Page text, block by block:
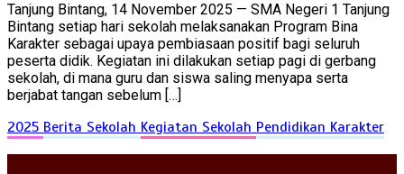
Tanjung Bintang, 14 November 2025 — SMA Negeri 1 Tanjung
Bintang setiap hari sekolah melaksanakan Program Bina
Karakter sebagai upaya pembiasaan positif bagi seluruh
peserta didik. Kegiatan ini dilakukan setiap pagi di gerbang
sekolah, di mana guru dan siswa saling menyapa serta
berjabat tangan sebelum […]
2025 Berita Sekolah Kegiatan Sekolah Pendidikan Karakter